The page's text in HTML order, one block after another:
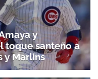
y
toque santeño a
y Marlins